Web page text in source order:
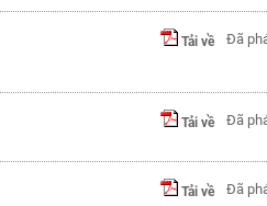
Tải về Đã
Tải về Đã
Tải về Đã